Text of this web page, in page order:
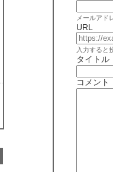
メールアド
URL
入力すると
タイトル
コメント